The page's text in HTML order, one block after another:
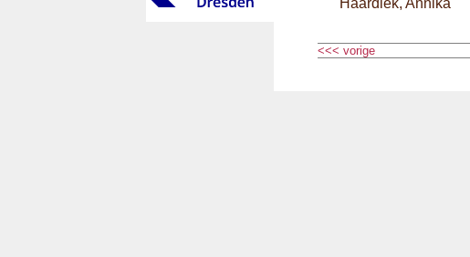
Haardiek, Annika
<<< vorige